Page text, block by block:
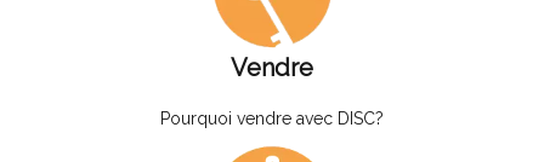
Vendre
Pourquoi vendre avec DISC?